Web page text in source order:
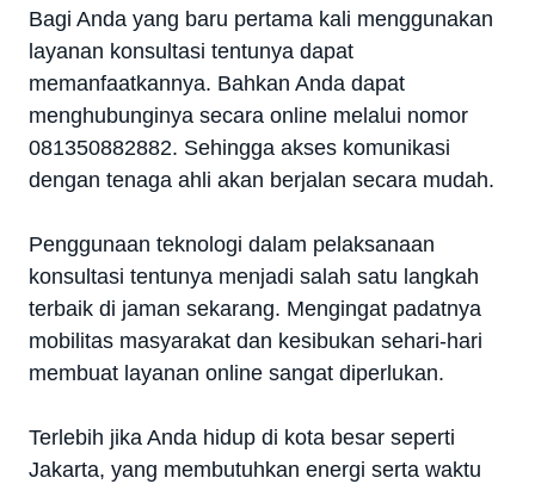
Bagi Anda yang baru pertama kali menggunakan
layanan konsultasi tentunya dapat
memanfaatkannya. Bahkan Anda dapat
menghubunginya secara online melalui nomor
081350882882. Sehingga akses komunikasi
dengan tenaga ahli akan berjalan secara mudah.
Penggunaan teknologi dalam pelaksanaan
konsultasi tentunya menjadi salah satu langkah
terbaik di jaman sekarang. Mengingat padatnya
mobilitas masyarakat dan kesibukan sehari-hari
membuat layanan online sangat diperlukan.
Terlebih jika Anda hidup di kota besar seperti
Jakarta, yang membutuhkan energi serta waktu